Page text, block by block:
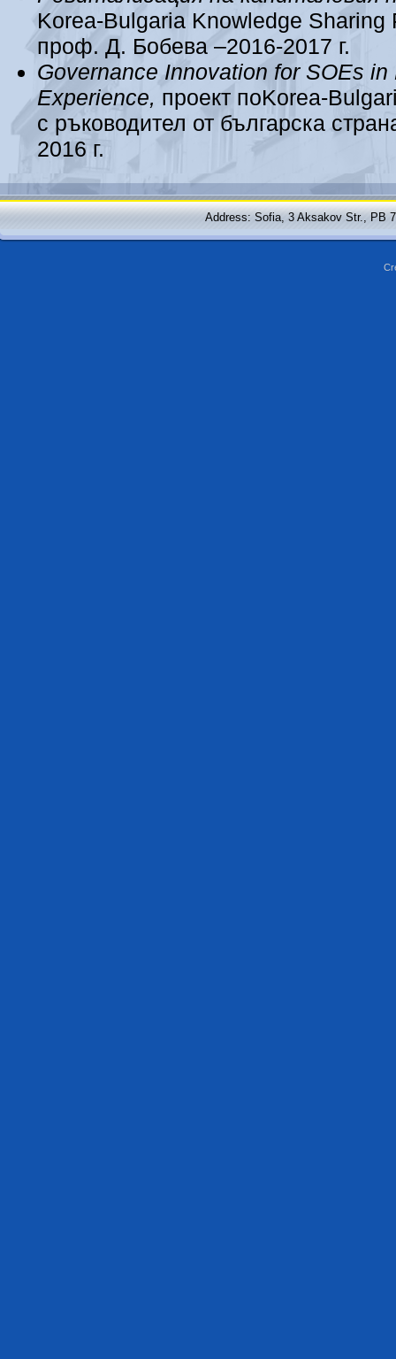
Korea-Bulgaria Knowledge Sharing
проф. Д. Бобева –2016-2017 г.
Governance Innovation for SOEs
Experience, проект поKorea-
с ръководител от българска
2016 г.
Address: Sofia, 3 Aksakov Str., PB